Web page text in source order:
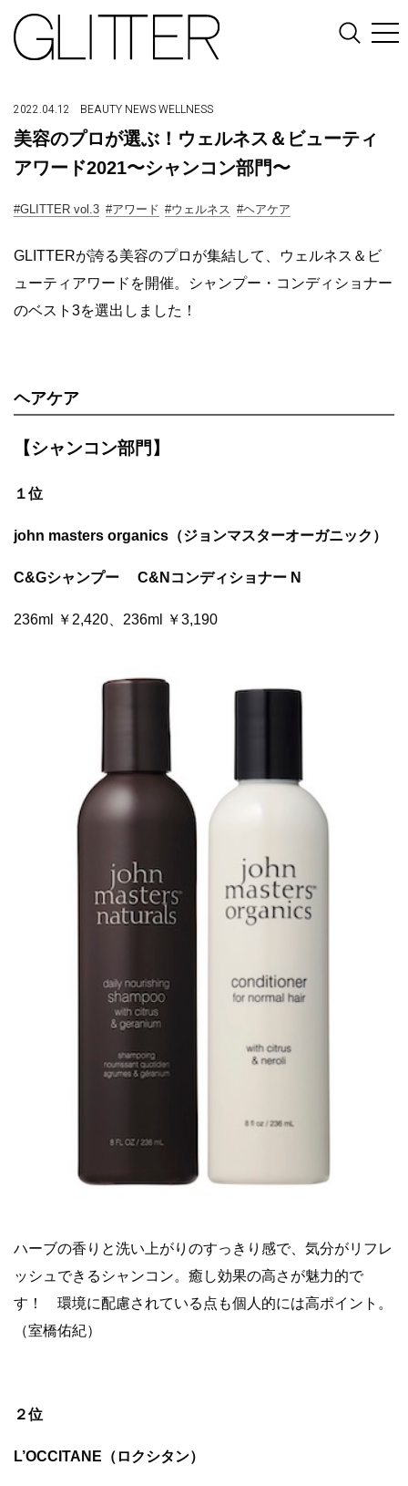
2022.04.12 BEAUTY NEWSWELLNESS
美容のプロが選ぶ！ウェルネス＆ビューティ
アワード2021〜シャンコン部門〜
#GLITTER vol.3 #アワード #ウェルネス #ヘアケア
GLITTERが誇る美容のプロが集結して、ウェルネス＆ビ
ューティアワードを開催。シャンプー・コンディショナー
のベスト3を選出しました！
ヘアケア
【シャンコン部門】
１位
john masters organics（ジョンマスターオーガニック）
C&Gシャンプー C&Nコンディショナー N
236ml ￥2,420、236ml ￥3,190
ハーブの香りと洗い上がりのすっきり感で、気分がリフレ
ッシュできるシャンコン。癒し効果の高さが魅力的で
す！ 環境に配慮されている点も個人的には高ポイント。
（室橋佑紀）
２位
L’OCCITANE（ロクシタン）